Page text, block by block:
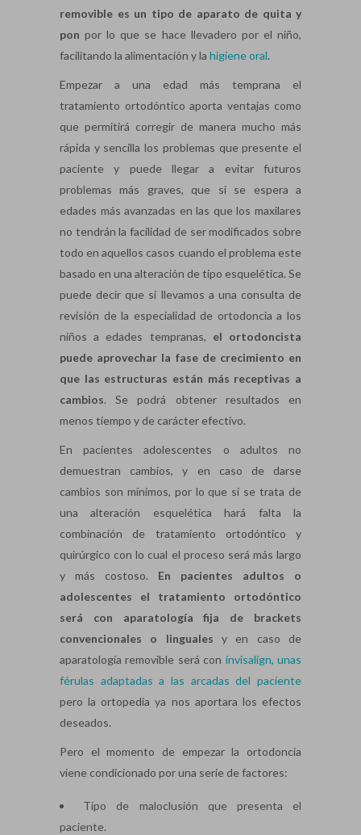
removible es un tipo de aparato de quita y
pon por lo que se hace llevadero por el niño,
facilitando la alimentación y la higiene oral.
Empezar a una edad más temprana el
tratamiento ortodóntico aporta ventajas como
que permitirá corregir de manera mucho más
rápida y sencilla los problemas que presente el
paciente y puede llegar a evitar futuros
problemas más graves, que si se espera a
edades más avanzadas en las que los maxilares
no tendrán la facilidad de ser modificados sobre
todo en aquellos casos cuando el problema este
basado en una alteración de tipo esquelética. Se
puede decir que sí llevamos a una consulta de
revisión de la especialidad de ortodoncia a los
niños a edades tempranas, el ortodoncista
puede aprovechar la fase de crecimiento en
que las estructuras están más receptivas a
cambios. Se podrá obtener resultados en
menos tiempo y de carácter efectivo.
En pacientes adolescentes o adultos no
demuestran cambios, y en caso de darse
cambios son mínimos, por lo que si se trata de
una alteración esquelética hará falta la
combinación de tratamiento ortodóntico y
quirúrgico con lo cual el proceso será más largo
y más costoso. En pacientes adultos o
adolescentes el tratamiento ortodóntico
será con aparatología fija de brackets
convencionales o linguales y en caso de
aparatología removible será con invisalign, unas
férulas adaptadas a las arcadas del paciente
pero la ortopedia ya nos aportara los efectos
deseados.
Pero el momento de empezar la ortodoncia
viene condicionado por una serie de factores:
Tipo de maloclusión que presenta el
paciente.